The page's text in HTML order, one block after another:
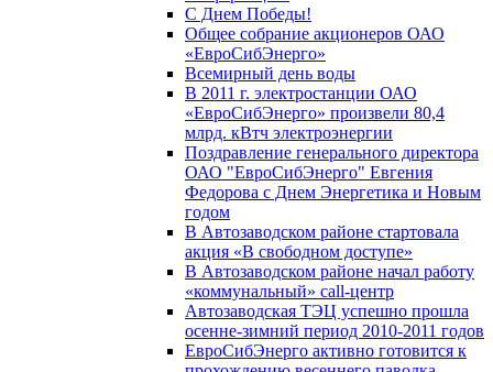
С Днем Победы!
Общее собрание акционеров ОАО
«ЕвроСибЭнерго»
Всемирный день воды
В 2011 г. электростанции ОАО
«ЕвроСибЭнерго» произвели 80,4
млрд. кВтч электроэнергии
Поздравление генерального директора
ОАО "ЕвроСибЭнерго" Евгения
Федорова с Днем Энергетика и Новым
годом
В Автозаводском районе стартовала
акция «В свободном доступе»
В Автозаводском районе начал работу
«коммунальный» call-центр
Автозаводская ТЭЦ успешно прошла
осенне-зимний период 2010-2011 годов
ЕвроСибЭнерго активно готовится к